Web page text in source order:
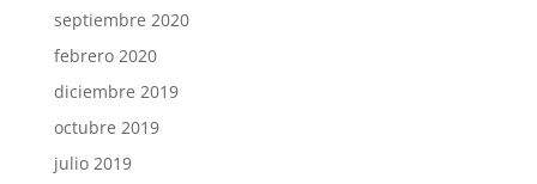
septiembre 2020
febrero 2020
diciembre 2019
octubre 2019
julio 2019